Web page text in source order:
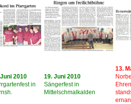
2010
in
19. Juni 2010
Sängerfest in
Mittelschmalkalden
13.